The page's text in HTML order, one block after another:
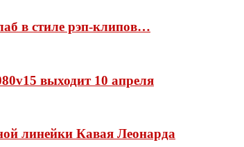
в стиле рэп-клипов…
выходит 10 апреля
линейки Кавая Леонарда